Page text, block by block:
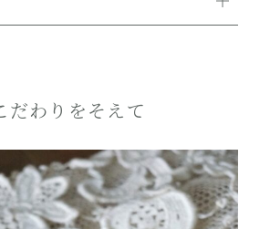
だわりをそえて